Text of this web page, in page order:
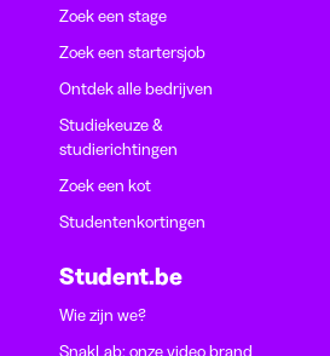
Zoek een stage
Zoek een startersjob
Ontdek alle bedrijven
Studiekeuze &
studierichtingen
Zoek een kot
Studentenkortingen
Student.be
Wie zijn we?
SnakLab: onze video brand